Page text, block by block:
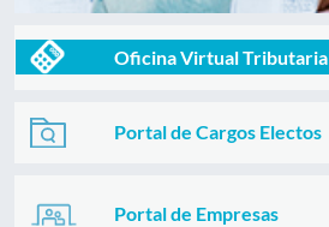
Oficina Virtual Tributaria
Portal de Cargos Electos
Portal de Empresas